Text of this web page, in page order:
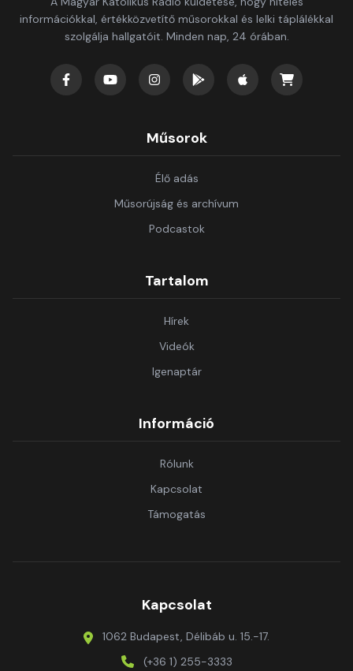
információkkal, értékközvetítő műsorokkal és lelki táplálékkal
szolgálja hallgatóit. Minden nap, 24 órában.
Műsorok
Élő adás
Műsorújság és archívum
Podcastok
Tartalom
Hírek
Videók
Igenaptár
Információ
Rólunk
Kapcsolat
Támogatás
Kapcsolat
1062 Budapest, Délibáb u. 15.-17.
(+36 1) 255-3333